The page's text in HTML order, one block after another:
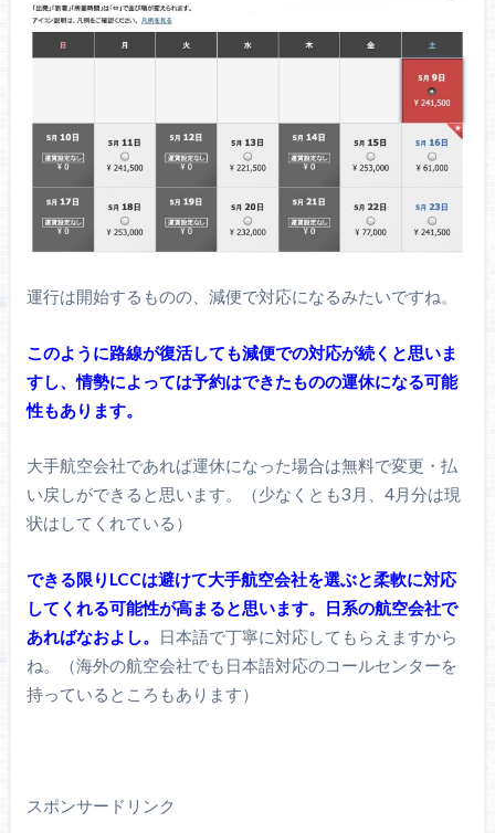
運行は開始するものの、減便で対応になるみたいですね。
このように路線が復活しても減便での対応が続くと思いま
すし、情勢によっては予約はできたものの運休になる可能
性もあります。
大手航空会社であれば運休になった場合は無料で変更・払
い戻しができると思います。（少なくとも3月、4月分は現
状はしてくれている）
できる限りLCCは避けて大手航空会社を選ぶと柔軟に対応
してくれる可能性が高まると思います。日系の航空会社で
あればなおよし。
日本語で丁寧に対応してもらえますから
ね。（海外の航空会社でも日本語対応のコールセンターを
持っているところもあります）
スポンサードリンク